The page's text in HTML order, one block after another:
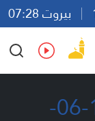
بيروت 07:28
Ar
En Fr Es
نشرة أخبار 15:30 - 11-06-